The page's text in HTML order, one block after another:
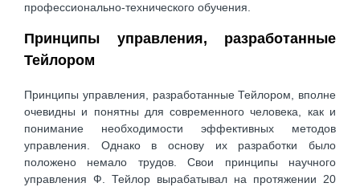
профессионально-технического обучения.
Принципы управления, разработанные
Тейлором
Принципы управления, разработанные Тейлором, вполне
очевидны и понятны для современного человека, как и
понимание необходимости эффективных методов
управления. Однако в основу их разработки было
положено немало трудов. Свои принципы научного
управления Ф. Тейлор вырабатывал на протяжении 20